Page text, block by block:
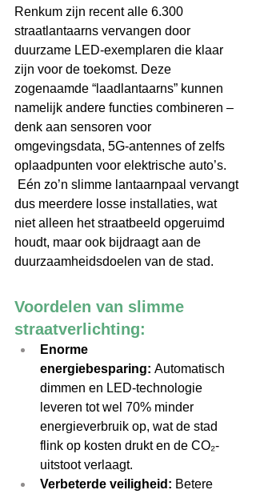
Renkum zijn recent alle 6.300
straatlantaarns vervangen door
duurzame LED-exemplaren die klaar
zijn voor de toekomst. Deze
zogenaamde “laadlantaarns” kunnen
namelijk andere functies combineren –
denk aan sensoren voor
omgevingsdata, 5G-antennes of zelfs
oplaadpunten voor elektrische auto’s.
Eén zo’n slimme lantaarnpaal vervangt
dus meerdere losse installaties, wat
niet alleen het straatbeeld opgeruimd
houdt, maar ook bijdraagt aan de
duurzaamheidsdoelen van de stad.
Voordelen van slimme
straatverlichting:
Enorme
energiebesparing: Automatisch
dimmen en LED-technologie
leveren tot wel 70% minder
energieverbruik op, wat de stad
flink op kosten drukt en de CO₂-
uitstoot verlaagt.
Verbeterde veiligheid: Betere